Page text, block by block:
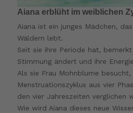
Aiana erblüht im weiblichen
Aiana ist ein junges Mädchen,
Wäldern lebt.
Seit sie ihre Periode hat,
Stimmung ändert und ihre
Als sie Frau Mohnblume
Menstruationszyklus aus vier
den vier Jahreszeiten verglichen
Wie wird Aiana dieses neue